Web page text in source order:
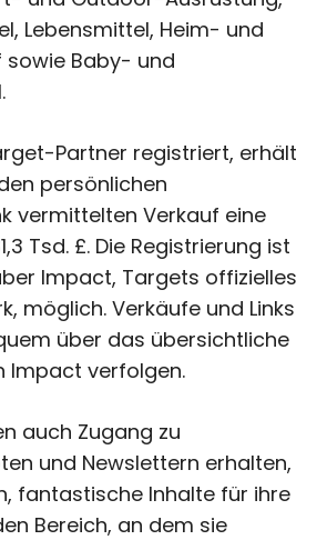
Lebensmittel, Heim- und
Baby- und
Partner registriert, erhält
persönlichen
vermittelten Verkauf eine
Tsd. £. Die Registrierung ist
Impact, Targets offizielles
möglich. Verkäufe und Links
über das übersichtliche
Impact verfolgen.
auch Zugang zu
und Newslettern erhalten,
fantastische Inhalte für ihre
Bereich, an dem sie